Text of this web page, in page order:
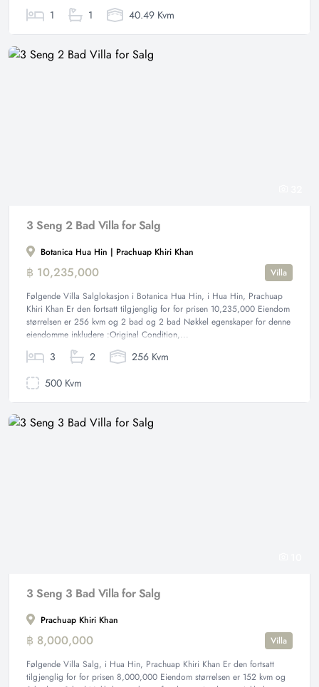
1 1 40.49 Kvm
3 Seng 2 Bad Villa for Salg
Botanica Hua Hin | Prachuap Khiri Khan
฿ 10,235,000
Villa
Følgende Villa Salglokasjon i Botanica Hua Hin, i Hua Hin, Prachuap
Khiri Khan Er den fortsatt tilgjenglig for for prisen 10,235,000 Eiendom
størrelsen er 256 kvm og 2 bad og 2 bad Nøkkel egenskaper for denne
eiendomme inkludere :Original Condition,...
3 2
256 Kvm
500 Kvm
3 Seng 3 Bad Villa for Salg
Prachuap Khiri Khan
฿ 8,000,000
Villa
Følgende Villa Salg, i Hua Hin, Prachuap Khiri Khan Er den fortsatt
tilgjenglig for for prisen 8,000,000 Eiendom størrelsen er 152 kvm og